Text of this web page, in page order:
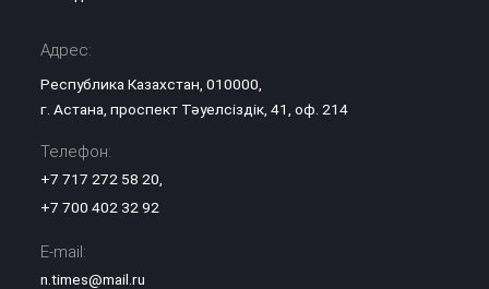
Адрес:
Республика Казахстан, 010000,
г. Астана, проспект Тәуелсіздік, 41, оф. 214
Телефон:
+7 717 272 58 20
+7 700 402 32 92
E-mail:
n.times@mail.ru